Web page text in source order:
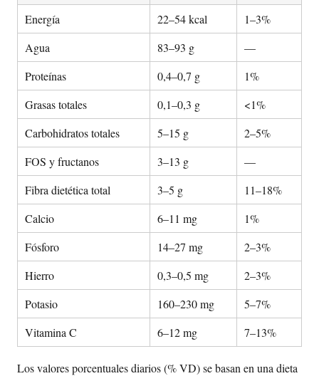
Energía 22–54 kcal
1–3%
Agua
83–93 g
—
Proteínas
0,4–0,7 g
1%
Grasas totales
0,1–0,3 g
<1%
Carbohidratos totales
5–15 g
2–5%
FOS y fructanos
3–13 g
—
Fibra dietética total
3–5 g
11–18%
Calcio
6–11 mg
1%
Fósforo
14–27 mg
2–3%
Hierro
0,3–0,5 mg
2–3%
Potasio
160–230 mg
5–7%
Vitamina C
6–12 mg 7–13%
Los valores porcentuales diarios (% VD) se basan en una dieta